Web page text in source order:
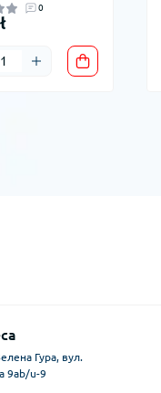
0
Гура, вул.
9ab/u-9